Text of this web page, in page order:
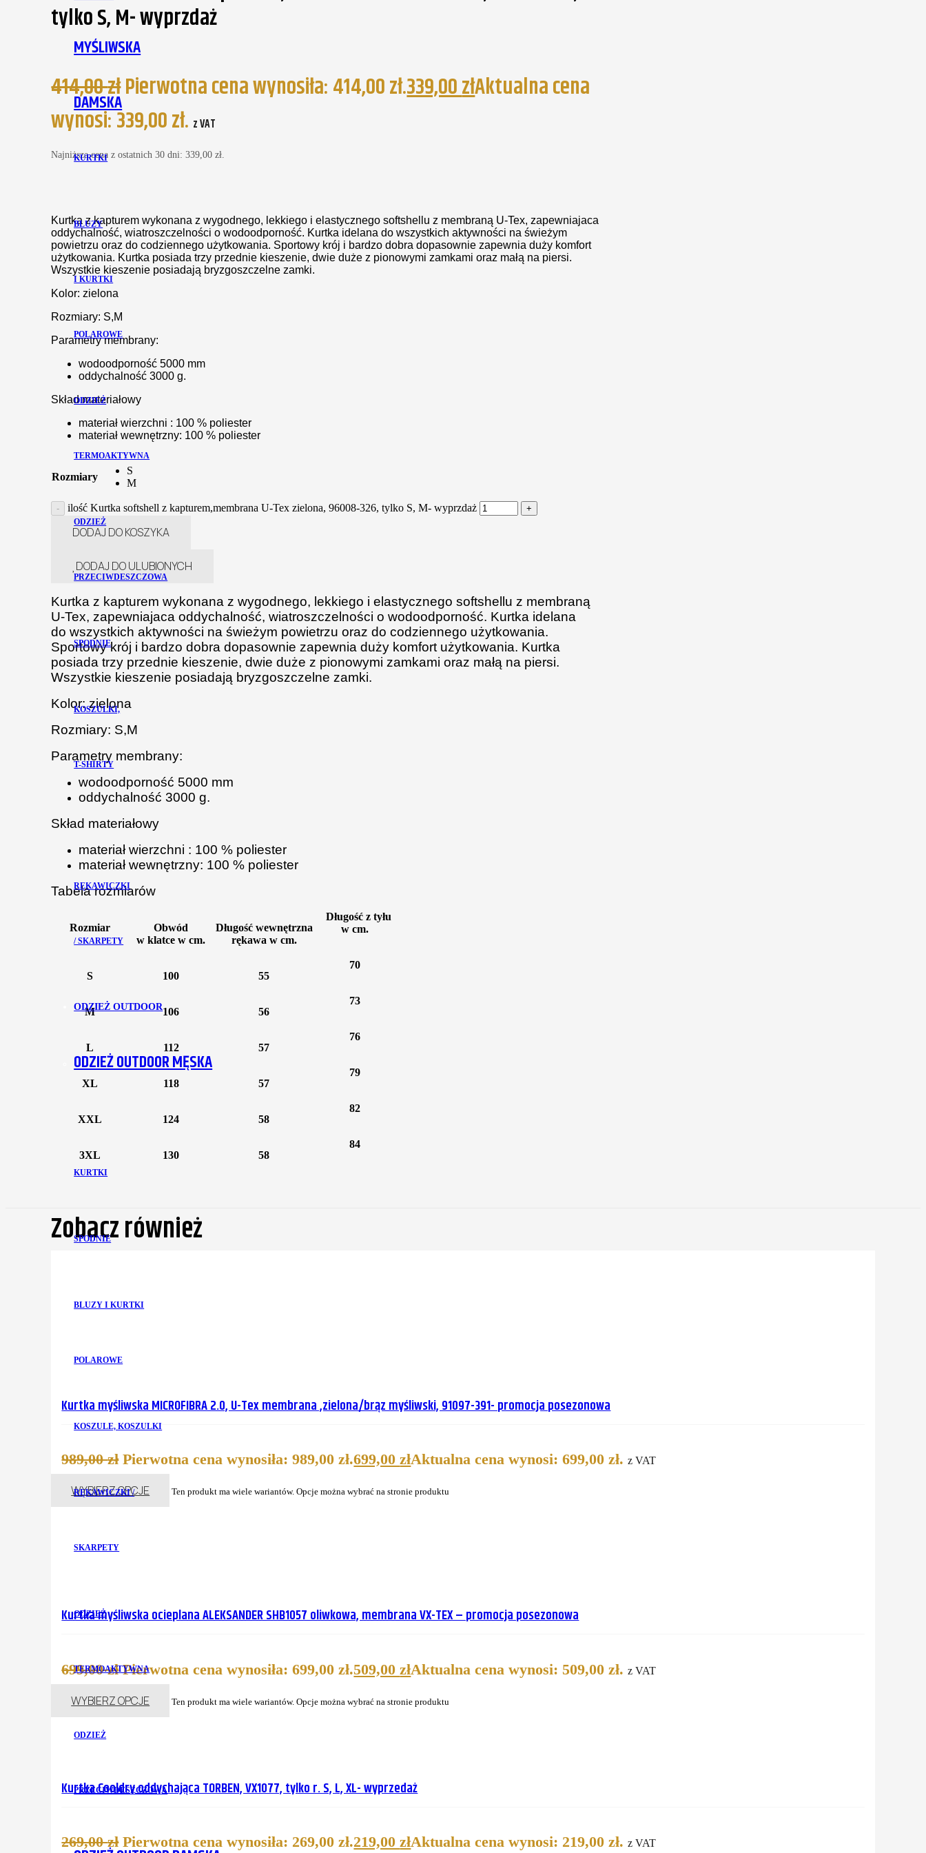
MYŚLIWSKA
DAMSKA
KURTKI
BLUZY
I KURTKI
POLAROWE
ODZIEŻ
TERMOAKTYWNA
ODZIEŻ
PRZECIWDESZCZOWA
SPODNIE
KOSZULKI,
T-SHIRTY
RĘKAWICZKI
/ SKARPETY
ODZIEŻ OUTDOOR
ODZIEŻ OUTDOOR MĘSKA
KURTKI
SPODNIE
BLUZY I KURTKI
POLAROWE
KOSZULE, KOSZULKI
RĘKAWICZKI /
SKARPETY
ODZIEŻ
TERMOAKTYWNA
ODZIEŻ
PRZECIWDESZCZOWA
tylko S, M- wyprzdaż
414,00złPierwotna cena wynosiła: 414,00 zł.339,00złAktualna cena
wynosi: 339,00 zł. z VAT
Najniższa cena z ostatnich 30 dni:339,00zł
Kurtka z kapturem wykonana z wygodnego, lekkiego i elastycznego softshellu z membraną U-Tex, zapewniajaca
oddychalność, wiatroszczelności o wodoodporność. Kurtka idelana do wszystkich aktywności na świeżym
powietrzu oraz do codziennego użytkowania. Sportowy krój i bardzo dobra dopasownie zapewnia duży komfort
użytkowania. Kurtka posiada trzy przednie kieszenie, dwie duże z pionowymi zamkami oraz małą na piersi.
Wszystkie kieszenie posiadają bryzgoszczelne zamki.
Kolor: zielona
Rozmiary: S,M
Parametry membrany:
wodoodporność 5000 mm
oddychalność 3000 g.
Skład materiałowy
materiał wierzchni : 100 % poliester
materiał wewnętrzny: 100 % poliester
Rozmiary
S
M
ilość Kurtka softshell z kapturem,membrana U-Tex zielona, 96008-326, tylko S, M- wyprzdaż
DODAJ DO KOSZYKA
DODAJ DO ULUBIONYCH
Kurtka z kapturem wykonana z wygodnego, lekkiego i elastycznego softshellu z membraną
U-Tex, zapewniajaca oddychalność, wiatroszczelności o wodoodporność. Kurtka idelana
do wszystkich aktywności na świeżym powietrzu oraz do codziennego użytkowania.
Sportowy krój i bardzo dobra dopasownie zapewnia duży komfort użytkowania. Kurtka
posiada trzy przednie kieszenie, dwie duże z pionowymi zamkami oraz małą na piersi.
Wszystkie kieszenie posiadają bryzgoszczelne zamki.
Kolor: zielona
Rozmiary: S,M
Parametry membrany:
wodoodporność 5000 mm
oddychalność 3000 g.
Skład materiałowy
materiał wierzchni : 100 % poliester
materiał wewnętrzny: 100 % poliester
Tabela rozmiarów
Rozmiar
Obwód
w klatce w cm.
Długość wewnętrzna
rękawa w cm.
Długość z tyłu
w cm.
S 100 55
70
M 106 56
73
L 112 57
76
XL 118 57
79
XXL 124 58
82
3XL 130 58
84
Zobacz również
Kurtka myśliwska MICROFIBRA 2.0, U-Tex membrana ,zielona/brąz myśliwski, 91097-391- promocja posezonowa
989,00zł Pierwotna cena wynosiła: 989,00 zł.699,00złAktualna cena wynosi: 699,00 zł. z VAT
WYBIERZ OPCJE Ten produkt ma wiele wariantów. Opcje można wybrać na stronie produktu
Kurtka myśliwska ocieplana ALEKSANDER SHB1057 oliwkowa, membrana VX-TEX – promocja posezonowa
699,00zł Pierwotna cena wynosiła: 699,00 zł.509,00złAktualna cena wynosi: 509,00 zł. z VAT
WYBIERZ OPCJE Ten produkt ma wiele wariantów. Opcje można wybrać na stronie produktu
Kurtka Cooldry oddychająca TORBEN, VX1077, tylko r. S, L, XL- wyprzedaż
269,00zł Pierwotna cena wynosiła: 269,00 zł.219,00złAktualna cena wynosi: 219,00 zł. z VAT